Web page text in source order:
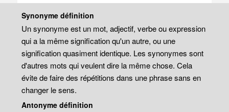
Synonyme définition
Un synonyme est un mot, adjectif, verbe ou expression
qui a la même signification qu'un autre, ou une
signification quasiment identique. Les synonymes sont
d'autres mots qui veulent dire la même chose. Cela
évite de faire des répétitions dans une phrase sans en
changer le sens.
Antonyme définition